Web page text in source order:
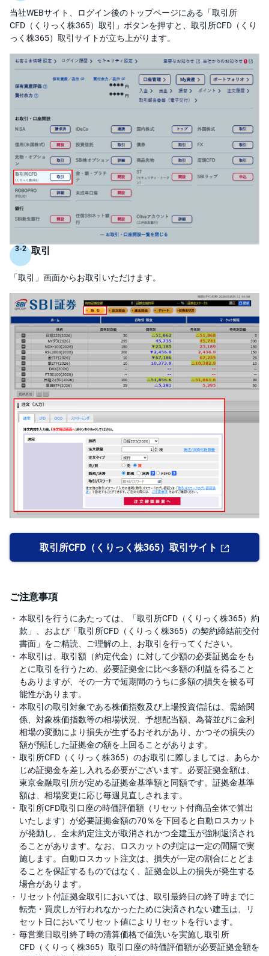
i
D
e
C
o
当社WEBサイト、ログイン後のトップページにある「取引所
CFD（くりっく株365）取引」ボタンを押すと、取引所CFD（くり
っく株365）取引サイトが立ち上がります。
取引
「取引」画面からお取引いただけます。
取引所CFD（くりっく株365）取引サイト
ご注意事項
本取引を行うにあたっては、「取引所CFD（くりっく株365）約
款」、および「取引所CFD（くりっく株365）の契約締結前交付
書面」をご精読、ご理解の上、お取引を行ってください。
本取引は、取引額（約定代金）に対して少額の必要証拠金をも
とに取引を行うため、必要証拠金に比べ多額の利益を得ること
もありますが、その一方で短期間のうちに多額の損失を被る可
能性があります。
本取引の取引対象である株価指数及び上場投資信託は、需給関
係、対象株価指数等の相場状況、予想配当額、為替並びに金利
相場の変動により損失が生ずるおそれがあり、かつその損失の
額が預託した証拠金の額を上回ることがあります。
取引所CFD（くりっく株365）のお取引に際しましては、あらか
じめ証拠金を差し入れる必要がございます。必要証拠金額は、
東京金融取引所が定める証拠金基準額と同額です。証拠金基準
額は、相場変更に応じ毎週見直しされます。
取引所CFD取引口座の時価評価額（リセット付商品全体で算出
いたします）が必要証拠金額の70％を下回ると自動ロスカット
が発動し、全未約定注文が取消されかつ全建玉が強制返済され
ることがあります。なお、ロスカットの判定は一定の間隔で実
施します。自動ロスカット注文は、損失が一定の割合にとどま
ることを保証するものではなく、証拠金以上の損失が発生する
場合があります。
リセット付証拠金取引においては、取引最終日の終了時までに
転売・買戻しが行われなかったために決済されない建玉は、リ
セット日においてリセット値によりリセットを行います。
毎営業日取引終了時の清算価格で値洗いを実施し取引所
CFD（くりっく株365）取引口座の時価評価額が必要証拠金額を